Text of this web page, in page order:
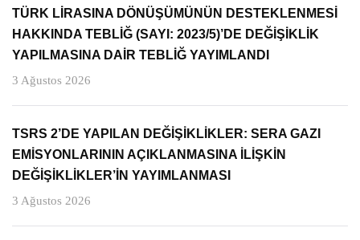
TÜRK LİRASINA DÖNÜŞÜMÜNÜN DESTEKLENMESİ
HAKKINDA TEBLİĞ (SAYI: 2023/5)’DE DEĞİŞİKLİK
YAPILMASINA DAİR TEBLİĞ YAYIMLANDI
3 Ağustos 2026
TSRS 2’DE YAPILAN DEĞİŞİKLİKLER: SERA GAZI
EMİSYONLARININ AÇIKLANMASINA İLİŞKİN
DEĞİŞİKLİKLER’İN YAYIMLANMASI
3 Ağustos 2026